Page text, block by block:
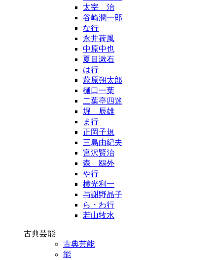
太宰 治
谷崎潤一郎
な行
永井荷風
中原中也
夏目漱石
は行
萩原朔太郎
樋口一葉
二葉亭四迷
堀 辰雄
ま行
正岡子規
三島由紀夫
宮沢賢治
森 鴎外
や行
横光利一
与謝野晶子
ら・わ行
若山牧水
古典芸能
古典芸能
能